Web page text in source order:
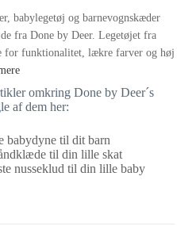
babylegetøj og barnevognskæder
fra Done by Deer. Legetøjet fra
for funktionalitet, lækre farver og høj
omkring Done by Deer´s
af dem her:
babydyne til dit barn
til din lille skat
nusseklud til din lille baby